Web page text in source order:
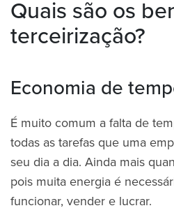
Quais são os
terceirização?
Economia de
É muito comum a falta de
todas as tarefas que uma
seu dia a dia. Ainda mais
pois muita energia é
funcionar, vender e lucrar.